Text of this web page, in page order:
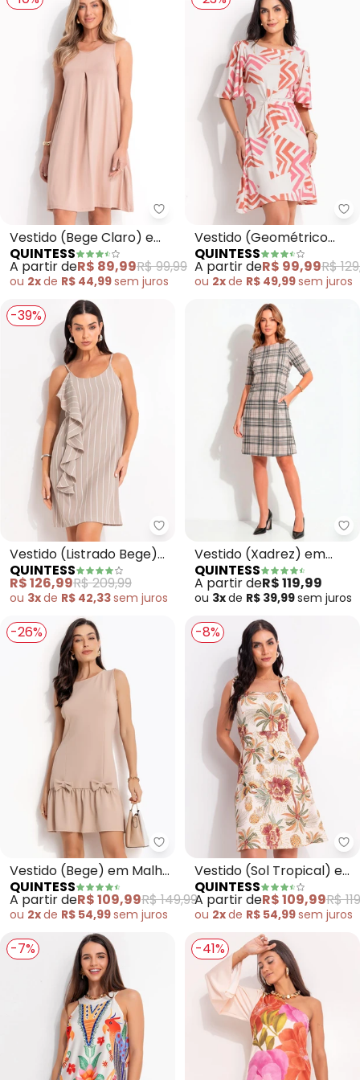
Quintess - Vestido (Bege
Vestido (Bege Claro) em
Malha de Viscose
QUINTESS
A partir deR$ 89,99R$ 99,99
ou 2xde R$ 44,99sem juros
Vestido (Geométrico
Bicolor) em Malha de
Viscose
QUINTESS
A partir deR$ 99,99R$
ou 2xde R$ 49,99sem juros
-39%
Quintess - Vestido (Listrado
Vestido (Listrado Bege)
em Alfaiataria
QUINTESS
R$ 126,99R$ 209,99
ou 3xde R$ 42,33sem juros
Vestido (Xadrez) em
Ribana Canelada
QUINTESS
A partir deR$ 119,99
ou 3xde R$ 39,99sem juros
-26%
Quintess - Vestido (Bege) em
Vestido (Bege) em Malha
Twill
QUINTESS
A partir deR$ 109,99R$ 149,99
ou 2xde R$ 54,99sem juros
-8%
Vestido (Sol Tropical) em
Malha Fria
QUINTESS
A partir deR$ 109,99R$
ou 2xde R$ 54,99sem juros
-7% -41%